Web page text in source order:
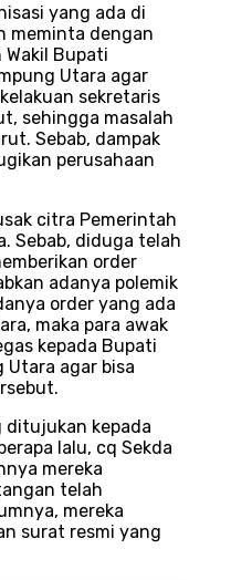
yang ada di
meminta dengan
Bupati
Utara agar
sekretaris
sehingga masalah
Sebab, dampak
perusahaan
citra Pemerintah
Sebab, diduga telah
order
adanya polemik
order yang ada
maka para awak
kepada Bupati
Utara agar bisa
ditujukan kepada
lalu, cq Sekda
mereka
telah
mereka
surat resmi yang